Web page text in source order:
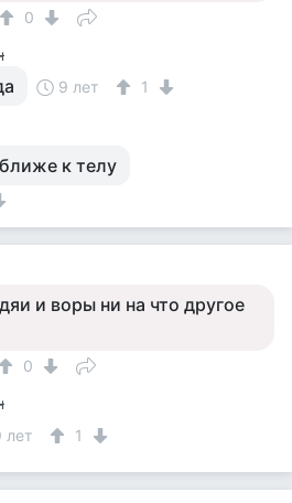
0
9 лет 1
к телу
и воры ни на что другое
0
лет 1